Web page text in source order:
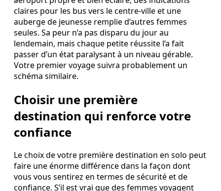
claires pour les bus vers le centre-ville et une
auberge de jeunesse remplie d’autres femmes
seules. Sa peur n’a pas disparu du jour au
lendemain, mais chaque petite réussite l’a fait
passer d’un état paralysant à un niveau gérable.
Votre premier voyage suivra probablement un
schéma similaire.
Choisir une première
destination qui renforce votre
confiance
Le choix de votre première destination en solo peut
faire une énorme différence dans la façon dont
vous vous sentirez en termes de sécurité et de
confiance. S’il est vrai que des femmes voyagent